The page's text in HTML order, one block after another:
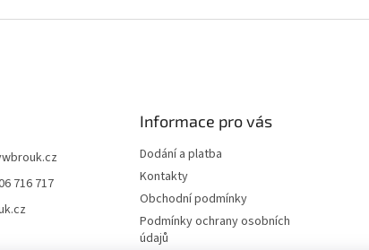
716 717
Informace pro vás
Dodání a platba
Kontakty
Obchodní podmínky
Podmínky ochrany osobních
údajů